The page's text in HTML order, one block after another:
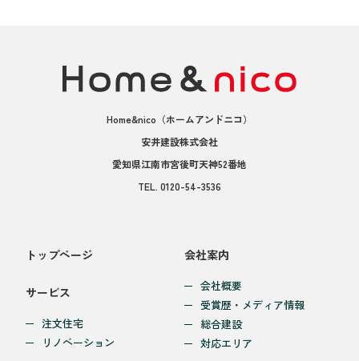
Home&nico （ホームアンドニコ）
安井建設株式会社
愛知県江南市宮後町天神52番地
TEL. 0120-54-3536
トップページ
サービス
注文住宅
リノベーション
会社案内
会社概要
受賞歴・メディア情報
総合建設
対応エリア